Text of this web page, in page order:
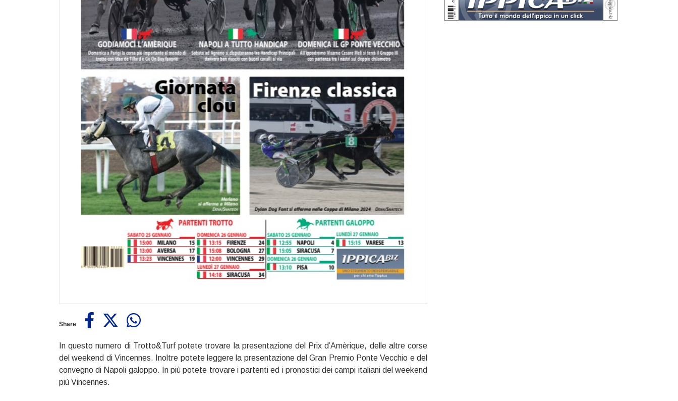
Share
In questo numero di Trotto&Turf potete trovare la presentazione del Prix d’Amèrique, delle altre corse
del weekend di Vincennes. Inoltre potete leggere la presentazione del Gran Premio Ponte Vecchio e del
convegno di Napoli galoppo. In più potete trovare i partenti ed i pronostici dei campi italiani del weekend
più Vincennes.